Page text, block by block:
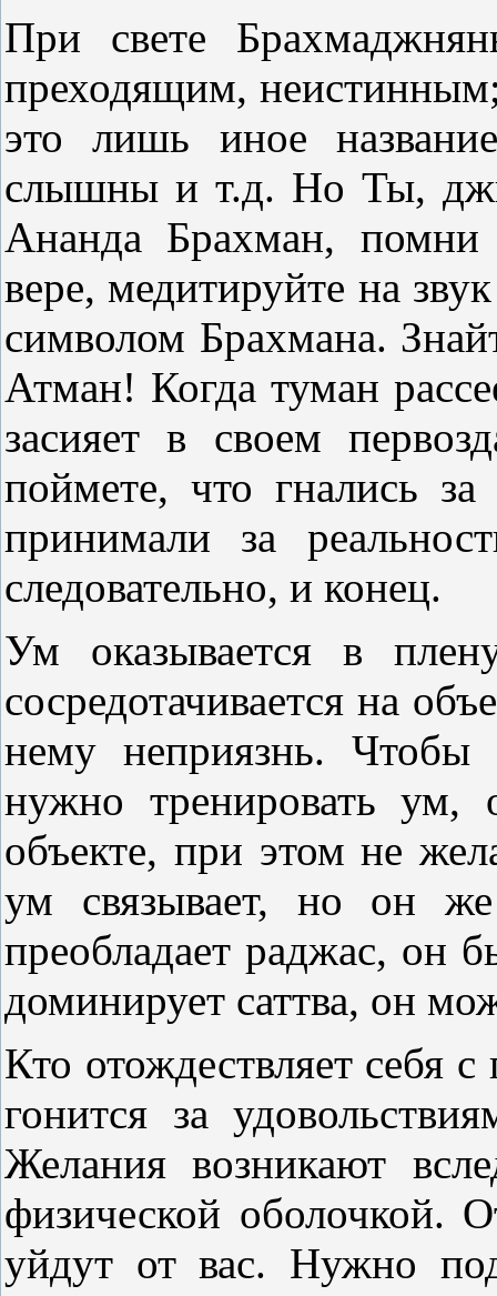
При свете
преходящим,
это лишь иное
слышны и т.д. Но Ты,
Ананда Брахман,
вере, медитируйте на
символом Брахмана.
Атман! Когда туман
засияет в своем
поймете, что гнались
принимали за
следовательно, и конец.
Ум оказывается в
сосредотачивается на
нему неприязнь. Чтобы
нужно тренировать ум,
объекте, при этом не
ум связывает, но он
преобладает раджас, он
доминирует саттва, он
Кто отождествляет себя
гонится за
Желания возникают
физической оболочкой.
уйдут от вас. Нужно